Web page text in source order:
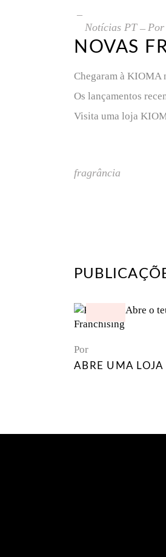
Notícias PT Por
NOVAS
Chegaram à KIOMA
Os lançamentos
Visita uma loja
fragrância
Por
ABRE UMA